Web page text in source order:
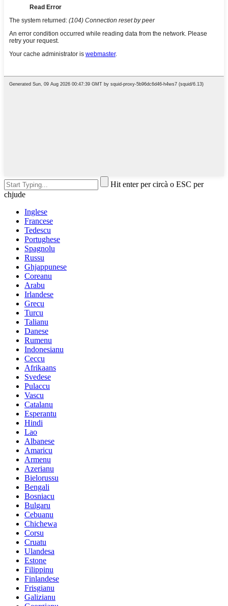
Hit enter per circà o ESC per
chjude
Inglese
Francese
Tedescu
Portughese
Spagnolu
Russu
Ghjappunese
Coreanu
Arabu
Irlandese
Grecu
Turcu
Talianu
Danese
Rumenu
Indonesianu
Ceccu
Afrikaans
Svedese
Pulaccu
Vascu
Catalanu
Esperantu
Hindi
Lao
Albanese
Amaricu
Armenu
Azerianu
Bielorussu
Bengali
Bosniacu
Bulgaru
Cebuanu
Chichewa
Corsu
Cruatu
Ulandesa
Estone
Filippinu
Finlandese
Frisgianu
Galizianu